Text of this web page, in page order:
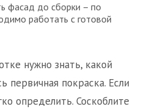
фасад до сборки – по
работать с готовой
нужно знать, какой
первичная покраска. Если
определить. Соскоблите